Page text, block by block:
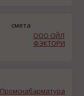
смета
ООО ОЙЛ
ФЭКТОРИ
Промснабарматура